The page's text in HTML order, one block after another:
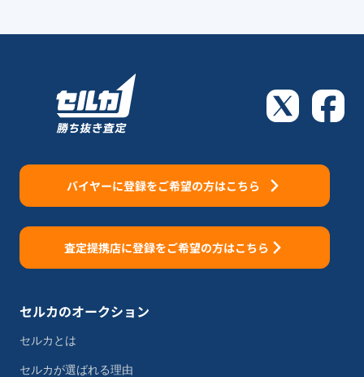
バイヤーに登録をご希望の方はこちら
査定提携店に登録をご希望の方はこちら
セルカのオークション
セルカとは
セルカが選ばれる理由